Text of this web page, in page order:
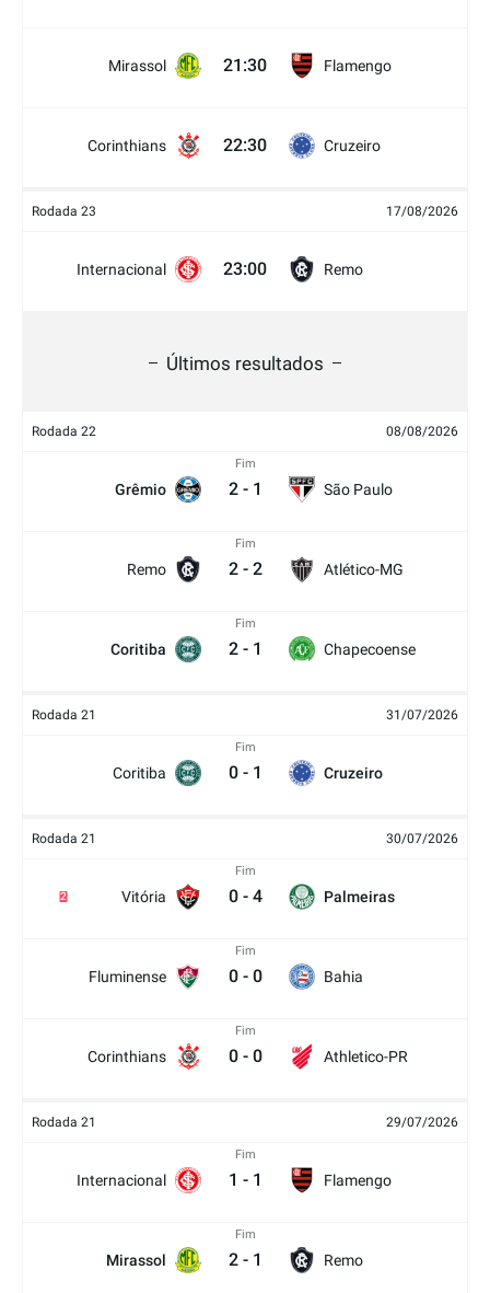
Mirassol 21:30 Flamengo
Corinthians 22:30 Cruzeiro
Rodada 23 17/08/2026
Internacional 23:00 Remo
Últimos resultados
Rodada 22 08/08/2026
Grêmio
Fim
2 - 1 São Paulo
Remo
Fim
2 - 2 Atlético-MG
Coritiba
Fim
2 - 1 Chapecoense
Rodada 21 31/07/2026
Coritiba
Fim
0 - 1 Cruzeiro
Rodada 21 30/07/2026
Vitória
2
Fim
0 - 4 Palmeiras
Fluminense
Fim
0 - 0 Bahia
Corinthians
Fim
0 - 0 Athletico-PR
Rodada 21 29/07/2026
Internacional
Fim
1 - 1 Flamengo
Mirassol
Fim
2 - 1 Remo